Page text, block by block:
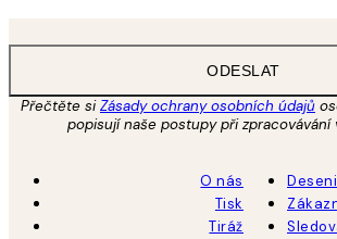
ODESLAT
Přečtěte siZásady ochrany osobních údajů
popisují naše postupy při zpracovávání
O nás
Tisk
Tiráž